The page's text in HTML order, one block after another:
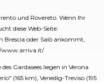
und Rovereto. Wenn Ihr
diese Web-Seite:
oder Salò ankommt,
www.arriva.it/
Gardasees liegen in Verona
(165 km), Venedig-Treviso (195